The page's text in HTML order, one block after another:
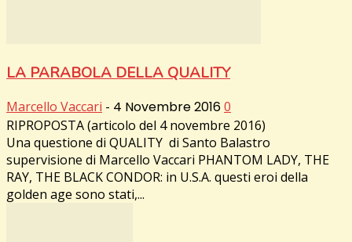
LA PARABOLA DELLA QUALITY
Marcello Vaccari - 4 Novembre 20160
RIPROPOSTA (articolo del 4 novembre 2016)
Una questione di QUALITY di Santo Balastro
supervisione di Marcello Vaccari PHANTOM LADY, THE
RAY, THE BLACK CONDOR: in U.S.A. questi eroi della
golden age sono stati,...